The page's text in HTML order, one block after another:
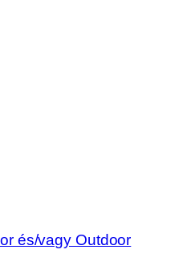
és/vagy Outdoor